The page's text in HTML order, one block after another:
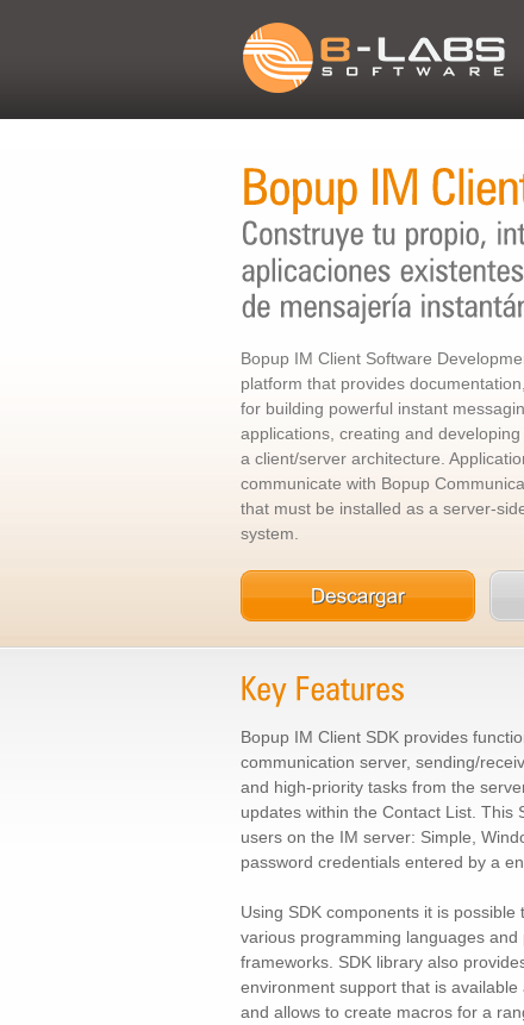
Bopup IM Client Software
platform that provides
for building powerful instant
applications, creating and
a client/server architecture.
communicate with Bopup
that must be installed as a server-
system.
Bopup IM Client SDK provides
communication server, sending/
and high-priority tasks from the
updates within the Contact List. This
users on the IM server: Simple,
password credentials entered by a
Using SDK components it is
various programming languages
frameworks. SDK library also
environment support that is
and allows to create macros for a